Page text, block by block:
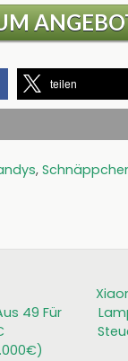
teilen
,
49 Für